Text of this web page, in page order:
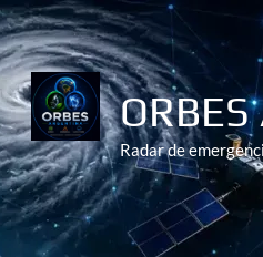
Radar de